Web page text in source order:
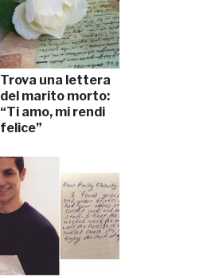
Trova una lettera
del marito morto:
“Ti amo, mi rendi
felice”